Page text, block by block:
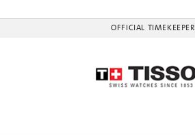
OFFICIAL TIMEKEEPER